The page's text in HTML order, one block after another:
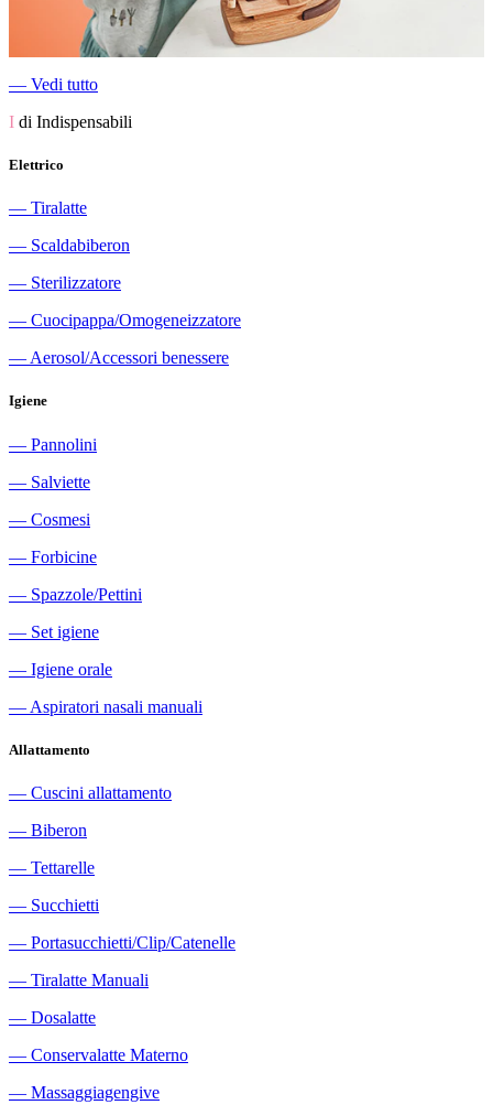
― Vedi tutto
I di Indispensabili
Elettrico
― Tiralatte
― Scaldabiberon
― Sterilizzatore
― Cuocipappa/Omogeneizzatore
― Aerosol/Accessori benessere
Igiene
― Pannolini
― Salviette
― Cosmesi
― Forbicine
― Spazzole/Pettini
― Set igiene
― Igiene orale
― Aspiratori nasali manuali
Allattamento
― Cuscini allattamento
― Biberon
― Tettarelle
― Succhietti
― Portasucchietti/Clip/Catenelle
― Tiralatte Manuali
― Dosalatte
― Conservalatte Materno
― Massaggiagengive